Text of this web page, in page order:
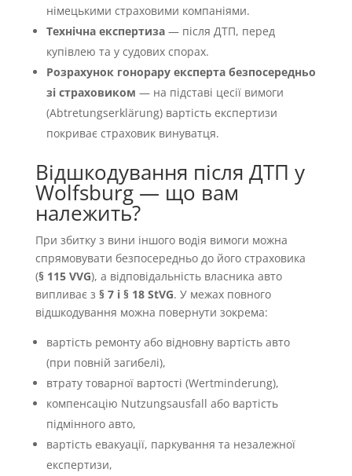
німецькими страховими компаніями.
Технічна експертиза— після ДТП, перед
купівлею та у судових спорах.
Розрахунок гонорару експерта безпосередньо
зі страховиком — на підставі цесії вимоги
(Abtretungserklärung) вартість експертизи
покриває страховик винуватця.
Відшкодування після ДТП у
Wolfsburg — що вам
належить?
При збитку з вини іншого водія вимоги можна
спрямовувати безпосередньо до його страховика
(§ 115 VVG), а відповідальність власника авто
випливає з § 7 і § 18 StVG. У межах повного
відшкодування можна повернути зокрема:
вартість ремонту або відновну вартість авто
(при повній загибелі),
втрату товарної вартості (Wertminderung),
компенсацію Nutzungsausfall або вартість
підмінного авто,
вартість евакуації, паркування та незалежної
експертизи,